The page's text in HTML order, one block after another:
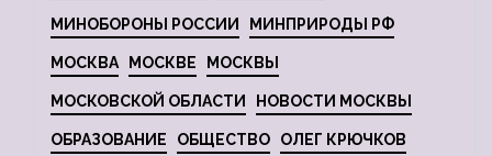
МИНОБОРОНЫ РОССИИ МИНПРИРОДЫ РФ
МОСКВА МОСКВЕ МОСКВЫ
МОСКОВСКОЙ ОБЛАСТИ НОВОСТИ МОСКВЫ
ОБРАЗОВАНИЕ ОБЩЕСТВО ОЛЕГ КРЮЧКОВ